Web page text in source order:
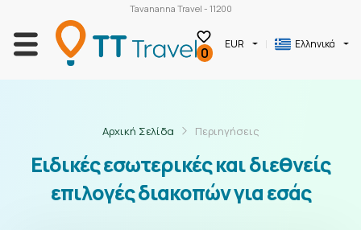
Tavananna Travel - 11200
0 EUR Ελληνικά
Αρχική Σελίδα Περιηγήσεις
Ειδικές εσωτερικές και διεθνείς
επιλογές διακοπών για εσάς